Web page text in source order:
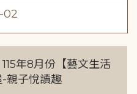
02
115年8月份【藝文生活
親子悅讀趣